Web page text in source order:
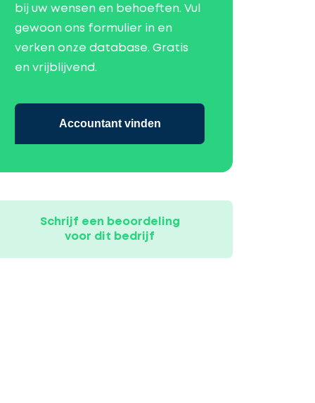
bij uw wensen en behoeften. Vul
gewoon ons formulier in en
verken onze database. Gratis
en vrijblijvend.
Accountant vinden
Schrijf een beoordeling
voor dit bedrijf